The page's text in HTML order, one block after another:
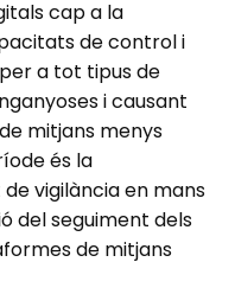
cap a la
de control i
a tot tipus de
i causant
mitjans menys
és la
vigilància en mans
del seguiment dels
de mitjans